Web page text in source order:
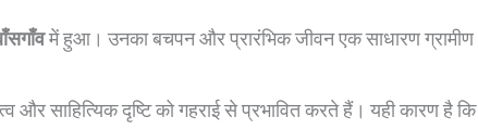
में हुआ। उनका बचपन और प्रारंभिक जीवन एक साधारण ग्रामीण
और साहित्यिक दृष्टि को गहराई से प्रभावित करते हैं। यही कारण है कि